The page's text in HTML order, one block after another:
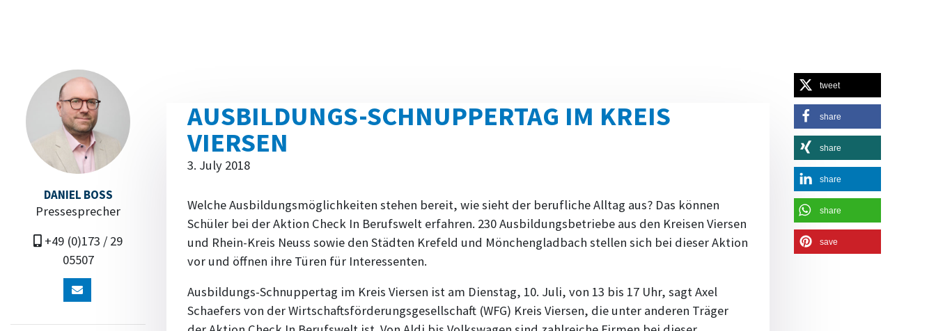
DANIEL BOSS
Pressesprecher
+49 (0)173 / 29
05507
AUSBILDUNGS-SCHNUPPERTAG IM KREIS
VIERSEN
3. July 2018
Welche Ausbildungsmöglichkeiten stehen bereit, wie sieht der berufliche Alltag aus? Das können
Schüler bei der Aktion Check In Berufswelt erfahren. 230 Ausbildungsbetriebe aus den Kreisen Viersen
und Rhein-Kreis Neuss sowie den Städten Krefeld und Mönchengladbach stellen sich bei dieser Aktion
vor und öffnen ihre Türen für Interessenten.
Ausbildungs-Schnuppertag im Kreis Viersen ist am Dienstag, 10. Juli, von 13 bis 17 Uhr, sagt Axel
Schaefers von der Wirtschaftsförderungsgesellschaft (WFG) Kreis Viersen, die unter anderen Träger
tweet
share
share
share
share
save